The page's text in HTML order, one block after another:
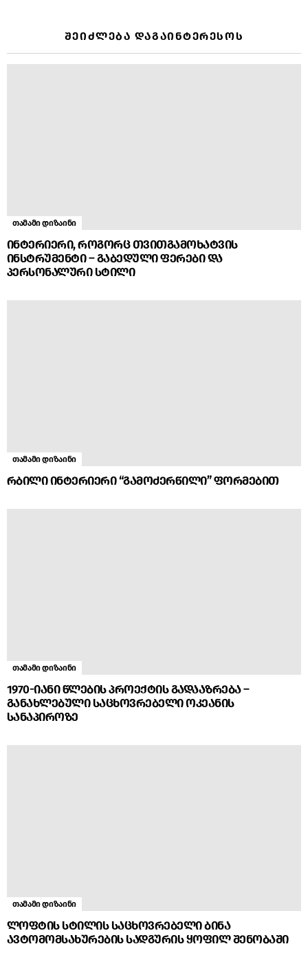
ᲨᲔᲘᲫᲚᲔᲑᲐ ᲓᲐᲒᲐᲘᲜᲢᲔᲠᲔᲡᲝᲡ
თამამი დიზაინი
ინტერიერი, როგორც თვითგამოხატვის
ინსტრუმენტი – გაბედული ფერები და
პერსონალური სტილი
თამამი დიზაინი
რბილი ინტერიერი “გამოძერწილი” ფორმებით
თამამი დიზაინი
1970-იანი წლების პროექტის გადააზრება –
განახლებული საცხოვრებელი ოკეანის
სანაპიროზე
თამამი დიზაინი
ლოფტის სტილის საცხოვრებელი ბინა
ავტომომსახურების სადგურის ყოფილ შენობაში